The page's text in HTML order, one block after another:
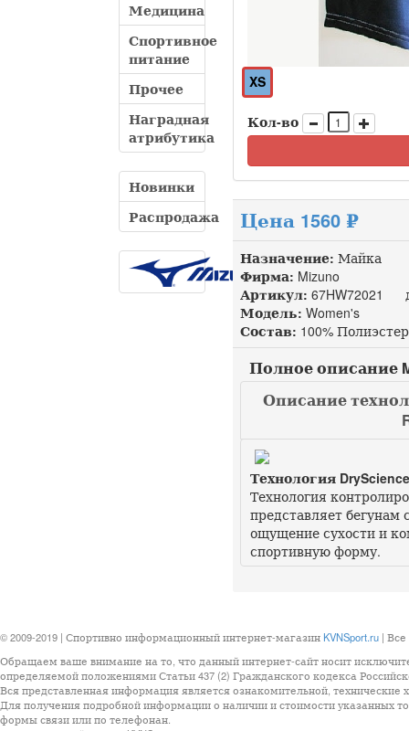
Медицина
Спортивное
питание
Прочее
Наградная
атрибутика
Новинки
Распродажа
XS
Кол-во
Цена 1560 ₽
Назначение: Майка
Фирма: Mizuno
Артикул: 67HW72021
Модель: Women's
Состав: 100% Полиэстер
Полное описание
Описание
Технология DryScience
Технология
представляет
ощущение сухости и
спортивную форму.
© 2009-2019 | Спортивно информационный интернет-магазин KVNSport.ru |
Обращаем ваше внимание на то, что данный интернет-сайт носит
определяемой положениями Статьи 437 (2) Гражданского кодекса
Вся представленная информация является ознакомительной, технические
Для получения подробной информации о наличии и стоимости указанных
формы связи или по телефонан.